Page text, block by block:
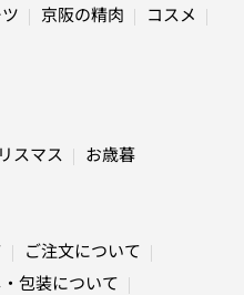
京阪の精肉
コスメ
スマス お歳暮
ご注文について
包装について